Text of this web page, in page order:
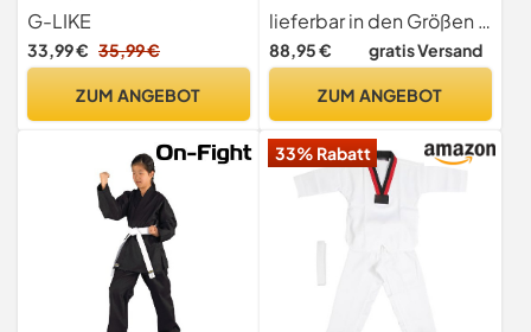
Uniform Set mit Gürtel
G-LIKE
33,99 € 35,99 €
ZUM ANGEBOT
schwarz 160
lieferbar in den Größen 160-200, 55%Poly 45%
88,95 € gratis Versand
ZUM ANGEBOT
33% Rabatt